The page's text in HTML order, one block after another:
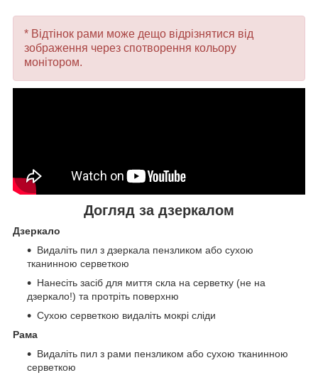
* Відтінок рами може дещо відрізнятися від
зображення через спотворення кольору
монітором.
Догляд за дзеркалом
Дзеркало
Видаліть пил з дзеркала пензликом або сухою
тканинною серветкою
Нанесіть засіб для миття скла на серветку (не на
дзеркало!) та протріть поверхню
Сухою серветкою видаліть мокрі сліди
Рама
Видаліть пил з рами пензликом або сухою тканинною
серветкою